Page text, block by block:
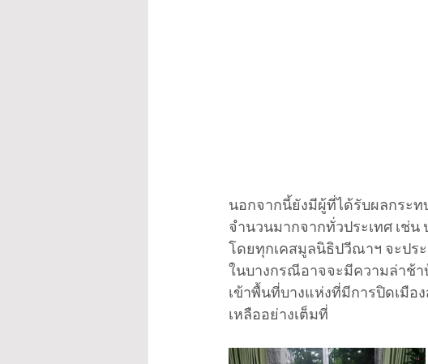
นอกจากนี้ยังมีผู้ที่ได้รับผลกระ
จำนวนมากจากทั่วประเทศ เช่
โดยทุกเคสมูลนิธิปวีณาฯ จะปร
ในบางกรณีอาจจะมีความล่าช้า
เข้าพื้นที่บางแห่งที่มีการปิดเมือ
เหลืออย่างเต็มที่